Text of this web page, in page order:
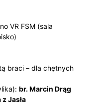
VR FSM (sala
braci – dla chętnych
br. Marcin Drąg
Jasła